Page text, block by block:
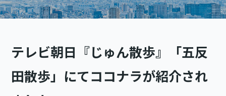
テレビ朝日『じゅん散歩』「五反
田散歩」にてココナラが紹介され